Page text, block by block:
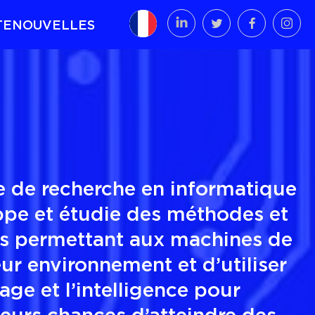
NOUVELLES
de recherche en informatique
et étudie des méthodes et
permettant aux machines de
environnement et d’utiliser
et l’intelligence pour